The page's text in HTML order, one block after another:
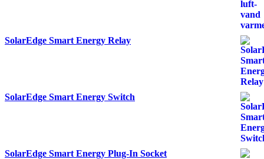
SolarEdge Smart Energy Relay
SolarEdge Smart Energy Switch
SolarEdge Smart Energy Plug-In Socket